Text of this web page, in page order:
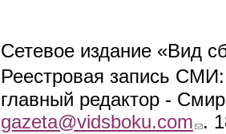
Сетевое издание «Вид
Реестровая запись
главный редактор -
gazeta@vidsboku.com (link
.